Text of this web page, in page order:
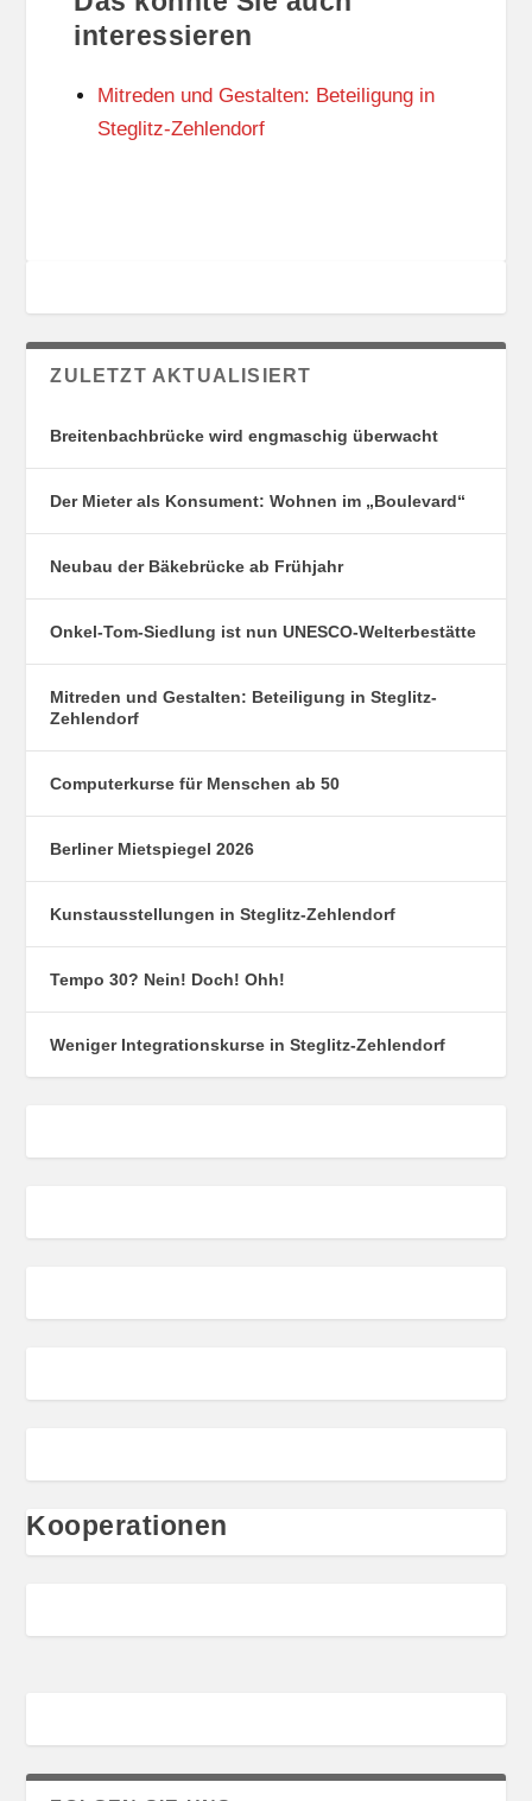
T
U
N
S
O
O
R
N
interessieren
Mitreden und Gestalten: Beteiligung in
Steglitz-Zehlendorf
ZULETZT AKTUALISIERT
Breitenbachbrücke wird engmaschig überwacht
Der Mieter als Konsument: Wohnen im „Boulevard“
Neubau der Bäkebrücke ab Frühjahr
Onkel-Tom-Siedlung ist nun UNESCO-Welterbestätte
Mitreden und Gestalten: Beteiligung in Steglitz-
Zehlendorf
Computerkurse für Menschen ab 50
Berliner Mietspiegel 2026
Kunstausstellungen in Steglitz-Zehlendorf
Tempo 30? Nein! Doch! Ohh!
Weniger Integrationskurse in Steglitz-Zehlendorf
Kooperationen